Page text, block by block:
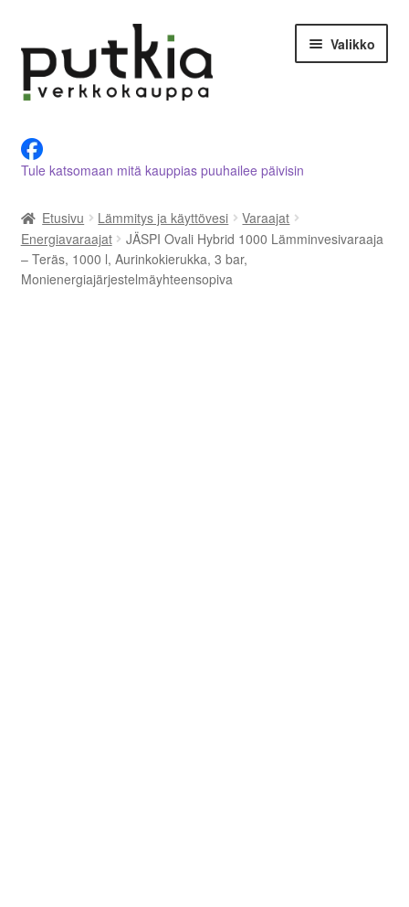
navigointiin
sisältöön
Valikko
Tietoja meistä
Asiakastilini
Ostoskori
Tule katsomaan mitä kauppias puuhailee päivisin
Etusivu Lämmitys ja käyttövesi
Varaajat
Energiavaraajat
JÄSPI Ovali Hybrid 1000 Lämminvesivaraaja
– Teräs, 1000 l, Aurinkokierukka, 3 bar,
Monienergiajärjestelmäyhteensopiva